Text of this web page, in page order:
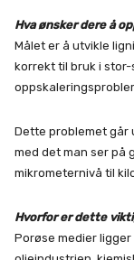
Hva ønsker dere å
Målet er å utvikle
korrekt til bruk i
Dette problemet går
med det man ser på
mikrometernivå til
Hvorfor er dette
Porøse medier